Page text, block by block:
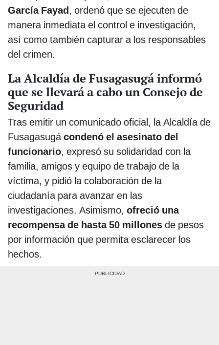
García Fayad, ordenó que se ejecuten de
manera inmediata el control e investigación,
así como también capturar a los responsables
del crimen.
La Alcaldía de Fusagasugá informó
que se llevará a cabo un Consejo de
Seguridad
Tras emitir un comunicado oficial, la Alcaldía de
Fusagasugácondenó el asesinato del
funcionario, expresó su solidaridad con la
familia, amigos y equipo de trabajo de la
víctima, y pidió la colaboración de la
ciudadanía para avanzar en las
investigaciones. Asimismo, ofreció una
recompensa de hasta 50 millones de pesos
por información que permita esclarecer los
hechos.